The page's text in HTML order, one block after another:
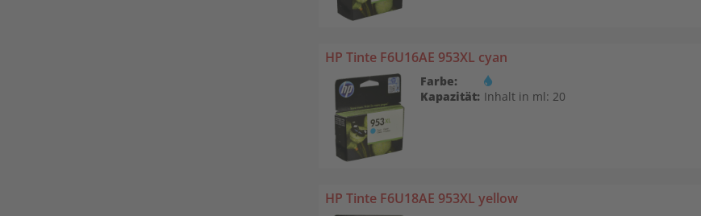
HP Tinte F6U16AE 953XL cyan
Farbe:
Kapazität: Inhalt in ml: 20
HP Tinte F6U18AE 953XL yellow